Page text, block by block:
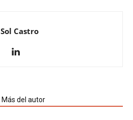
Sol Castro
Más del autor